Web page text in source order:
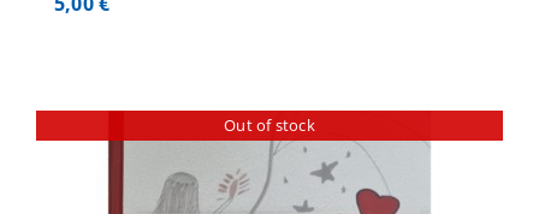
Out of stock